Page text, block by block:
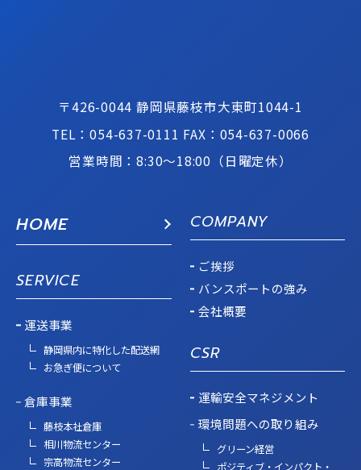
〒426-0044 静岡県藤枝市大東町1044-1
TEL：054-637-0111 FAX：054-637-0066
営業時間：8:30〜18:00（日曜定休）
HOME
SERVICE
運送事業
静岡県内に特化した配送網
お急ぎ便について
倉庫事業
藤枝本社倉庫
相川物流センター
宗高物流センター
COMPANY
ご挨拶
バンスポートの強み
会社概要
CSR
運輸安全マネジメント
環境問題への取り組み
グリーン経営
ポジティブ・インパクト・